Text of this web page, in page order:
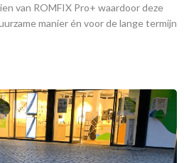
van ROMFIX Pro+ waardoor deze
manier én voor de lange termijn